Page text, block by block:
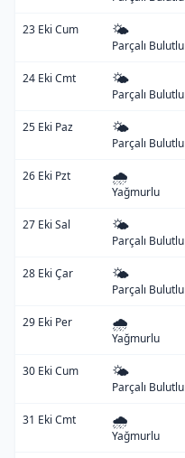
23 Eki Cum 🌤️
Parçalı Bulutlu
24 Eki Cmt 🌤️
Parçalı Bulutlu
25 Eki Paz 🌤️
Parçalı Bulutlu
26 Eki Pzt 🌧️
Yağmurlu
27 Eki Sal 🌤️
Parçalı Bulutlu
28 Eki Çar 🌤️
Parçalı Bulutlu
29 Eki Per 🌧️
Yağmurlu
30 Eki Cum 🌤️
Parçalı Bulutlu
31 Eki Cmt 🌧️
Yağmurlu